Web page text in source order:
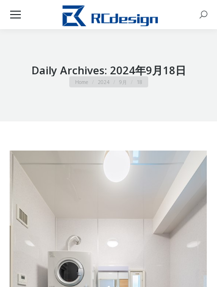
Daily Archives: 2024年9月18日
You are here:
Home 2024 9月 18